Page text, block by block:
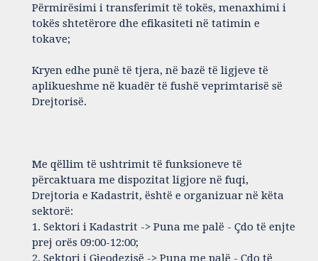
Përmirësimi i transferimit të tokës, menaxhimi i
tokës shtetërore dhe efikasiteti në tatimin e
tokave;
Kryen edhe punë të tjera, në bazë të ligjeve të
aplikueshme në kuadër të fushë veprimtarisë së
Drejtorisë.
Me qëllim të ushtrimit të funksioneve të
përcaktuara me dispozitat ligjore në fuqi,
Drejtoria e Kadastrit, është e organizuar në këta
sektorë:
1. Sektori i Kadastrit -> Puna me palë - Çdo të enjte
prej orës 09:00-12:00;
2. Sektori i Gjeodezisë -> Puna me palë - Çdo të